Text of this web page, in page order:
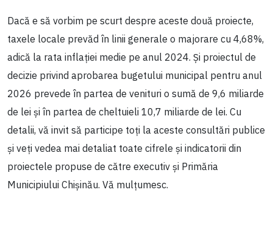
Dacă e să vorbim pe scurt despre aceste două proiecte,
taxele locale prevăd în linii generale o majorare cu 4,68%,
adică la rata inflației medie pe anul 2024. Și proiectul de
decizie privind aprobarea bugetului municipal pentru anul
2026 prevede în partea de venituri o sumă de 9,6 miliarde
de lei și în partea de cheltuieli 10,7 miliarde de lei. Cu
detalii, vă invit să participe toți la aceste consultări publice
și veți vedea mai detaliat toate cifrele și indicatorii din
proiectele propuse de către executiv și Primăria
Municipiului Chișinău. Vă mulțumesc.